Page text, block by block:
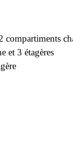
compartiments
et 3 étagères